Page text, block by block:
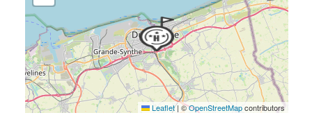
Leaflet| ©OpenStreetMapcontributors